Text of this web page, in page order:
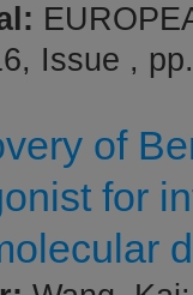
Issue ,
of
for